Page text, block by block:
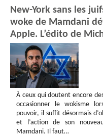
New-York sans les
woke de Mamdani
Apple. L’édito de
À ceux qui doutent encore
occasionner le wokisme
pouvoir, il suffit désormais
et l’action de son
Mamdani. Il faut…